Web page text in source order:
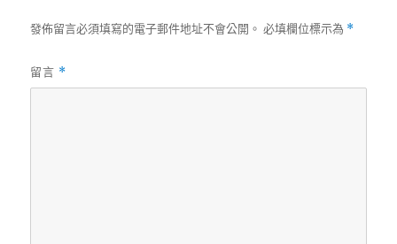
發佈留言必須填寫的電子郵件地址不會公開。 必填欄位標示為 *
留言 *